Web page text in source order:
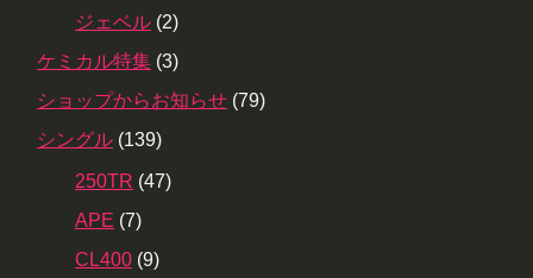
ジェベル (2)
ケミカル特集 (3)
ショップからお知らせ (79)
シングル (139)
250TR (47)
APE (7)
CL400 (9)